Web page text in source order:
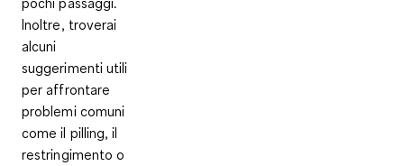
Inoltre, troverai
alcuni
suggerimenti utili
per affrontare
problemi comuni
come il pilling, il
restringimento o